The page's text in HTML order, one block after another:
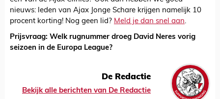
nieuws: leden van Ajax Jonge Schare krijgen namelijk 10
procent korting! Nog geen lid? Meld je dan snel aan.
Prijsvraag: Welk rugnummer droeg David Neres vorig
seizoen in de Europa League?
De Redactie
Bekijk alle berichten van De Redactie